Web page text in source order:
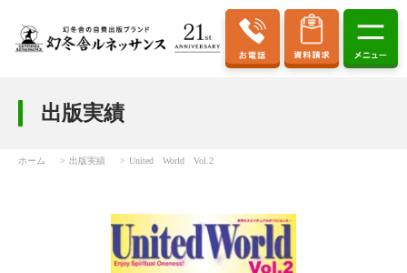
出版実績
ホーム 出版実績 United World Vol.2